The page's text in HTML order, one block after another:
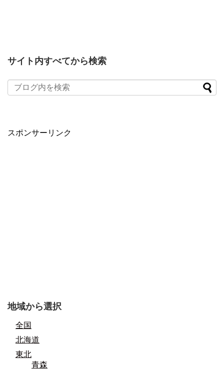
サイト内すべてから検索
スポンサーリンク
地域から選択
全国
北海道
東北
青森